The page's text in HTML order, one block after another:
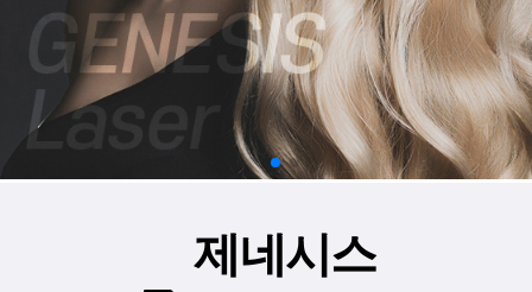
제네시스